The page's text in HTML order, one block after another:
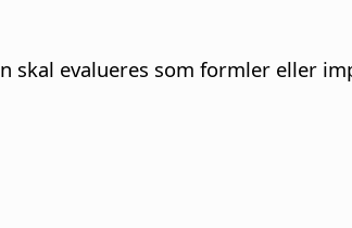
evalueres som formler eller